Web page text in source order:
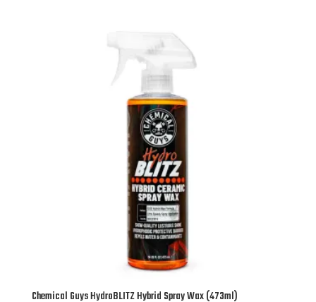
Chemical Guys HydroBLITZ Hybrid Spray Wax (473ml)